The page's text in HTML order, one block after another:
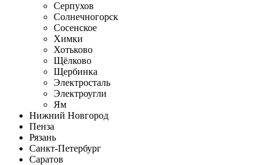
Серпухов
Солнечногорск
Сосенское
Химки
Хотьково
Щёлково
Щербинка
Электросталь
Электроугли
Ям
Нижний Новгород
Пенза
Рязань
Санкт-Петербург
Саратов